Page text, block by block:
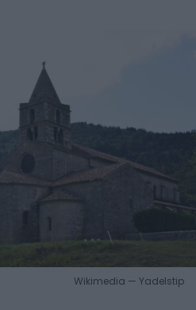
Wikimedia — Yadelstip